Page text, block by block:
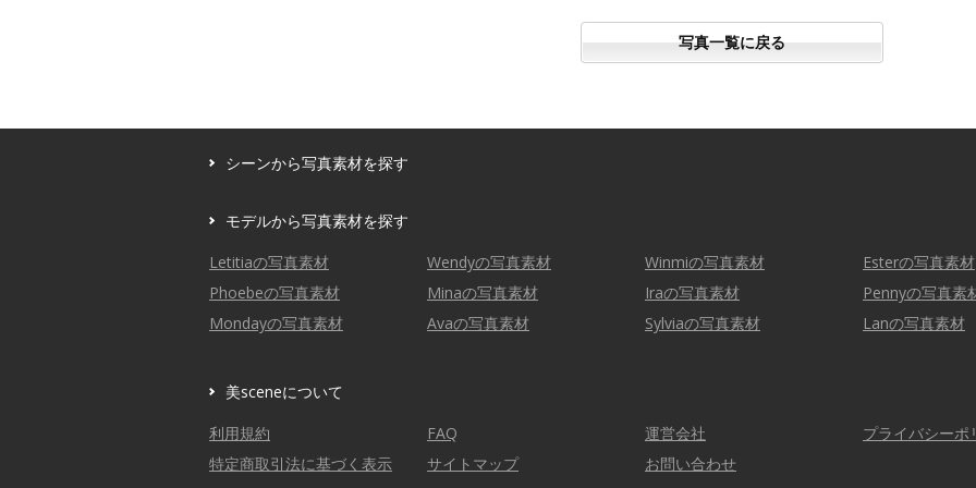
写真一覧に戻る
シーンから写真素材を探す
モデルから写真素材を探す
Letitiaの写真素材
Wendyの写真素材 Winmiの写真素材
Esterの写真素材
Phoebeの写真素材
Minaの写真素材 Iraの写真素材
Pennyの写真素
Mondayの写真素材
Avaの写真素材 Sylviaの写真素材 Lanの写真素材
美sceneについて
利用規約
FAQ 運営会社
プライバシーポ
特定商取引法に基づく表示
サイトマップ お問い合わせ